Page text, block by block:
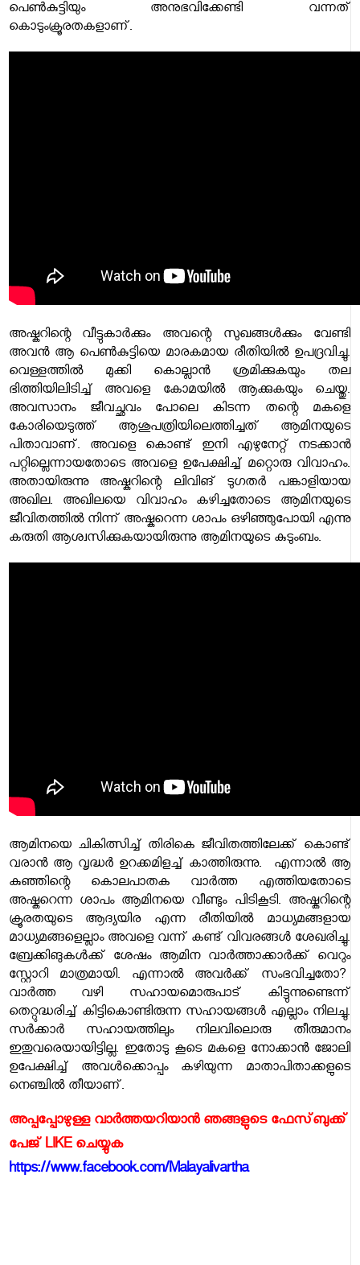
പെൺകുട്ടിയും അനുഭവിക്കേണ്ടി വന്നത്
കൊടുംക്രൂരതകളാണ്.
അഷ്കറിന്റെ വീട്ടുകാർക്കും അവന്റെ സുഖങ്ങൾക്കും വേണ്ടി
അവൻ ആ പെൺകുട്ടിയെ മാരകമായ രീതിയിൽ ഉപദ്രവിച്ചു.
വെള്ളത്തിൽ മുക്കി കൊല്ലാൻ ശ്രമിക്കുകയും തല
ഭിത്തിയിലിടിച്ച് അവളെ കോമയിൽ ആക്കുകയും ചെയ്തു.
അവസാനം ജീവച്ഛവം പോലെ കിടന്ന തന്റെ മകളെ
കോരിയെടുത്ത് ആശുപത്രിയിലെത്തിച്ചത് ആമിനയുടെ
പിതാവാണ്. അവളെ കൊണ്ട് ഇനി എഴുനേറ്റ് നടക്കാൻ
പറ്റില്ലെന്നായതോടെ അവളെ ഉപേക്ഷിച്ച് മറ്റൊരു വിവാഹം.
അതായിരുന്നു അഷ്കറിന്റെ ലിവിങ് ടു​ഗതർ പങ്കാളിയായ
അഖില. അഖിലയെ വിവാഹം കഴിച്ചതോടെ ആമിനയുടെ
ജീവിതത്തിൽ നിന്ന് അഷ്കറെന്ന ശാപം ഒഴിഞ്ഞുപോയി എന്നു
കരുതി ആശ്വസിക്കുകയായിരുന്നു ആമിനയുടെ കുടുംബം.
ആമിനയെ ചികിത്സിച്ച് തിരികെ ജീവിതത്തിലേക്ക് കൊണ്ട്
വരാൻ ആ വൃദ്ധർ ഉറക്കമിളച്ച് കാത്തിരുന്നു. എന്നാൽ ആ
കുഞ്ഞിന്റെ കൊലപാതക വാർത്ത എത്തിയതോടെ
അഷ്കറെന്ന ശാപം ആമിനയെ വീണ്ടും പിടികൂടി. അഷ്കറിന്റെ
ക്രൂരതയുടെ ആദ്യയിര എന്ന രീതിയിൽ മാധ്യമങ്ങളായ
മാധ്യമങ്ങളെല്ലാം അവളെ വന്ന് കണ്ട് വിവരങ്ങൾ ശേഖരിച്ചു.
ബ്രേക്കിങുകൾക്ക് ശേഷം ആമിന വാർത്താക്കാർക്ക് വെറും
സ്റ്റോറി മാത്രമായി. എന്നാൽ അവർക്ക് സംഭവിച്ചതോ?
വാർത്ത വഴി സഹായമൊരുപാട് കിട്ടുന്നുണ്ടെന്ന്
തെറ്റുദ്ധരിച്ച് കിട്ടികൊണ്ടിരുന്ന സഹായങ്ങൾ എല്ലാം നിലച്ചു.
സർക്കാർ സഹായത്തിലും നിലവിലൊരു തീരുമാനം
ഇതുവരെയായിട്ടില്ല. ഇതോടു കൂടെ മകളെ നോക്കാൻ ജോലി
ഉപേക്ഷിച്ച് അവൾക്കൊപ്പം കഴിയുന്ന മാതാപിതാക്കളുടെ
നെഞ്ചിൽ തീയാണ്.
അപ്പപ്പോഴുള്ള വാര്‍ത്തയറിയാന്‍ ഞങ്ങളുടെ ഫേസ്‌ബുക്ക്‌
പേജ് LIKE ചെയ്യുക
https://www.facebook.com/Malayalivartha